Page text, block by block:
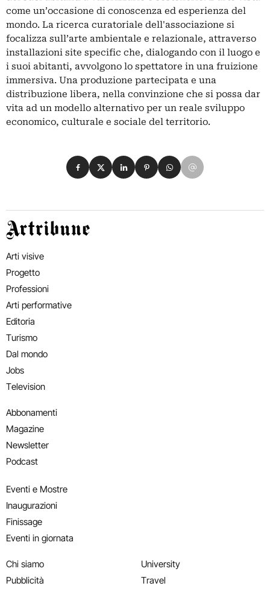
come un’occasione di conoscenza ed esperienza del
mondo. La ricerca curatoriale dell'associazione si
focalizza sull’arte ambientale e relazionale, attraverso
installazioni site specific che, dialogando con il luogo e
i suoi abitanti, avvolgono lo spettatore in una fruizione
immersiva. Una produzione partecipata e una
distribuzione libera, nella convinzione che si possa dar
vita ad un modello alternativo per un reale sviluppo
economico, culturale e sociale del territorio.
Condividi su Facebook
Condividi su X
Condividi su LinkedIn
Condividi su Pinterest
Condividi su WhatsApp
Condividi su Email
Artribune
Arti visive
Progetto
Professioni
Arti performative
Editoria
Turismo
Dal mondo
Jobs
Television
Abbonamenti
Magazine
Newsletter
Podcast
Eventi e Mostre
Inaugurazioni
Finissage
Eventi in giornata
Chi siamo
Pubblicità
University
Travel